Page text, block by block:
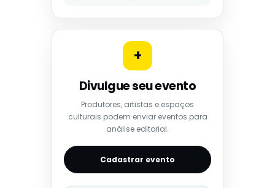
+
Divulgue seu evento
Produtores, artistas e espaços
culturais podem enviar eventos para
análise editorial.
Cadastrar evento